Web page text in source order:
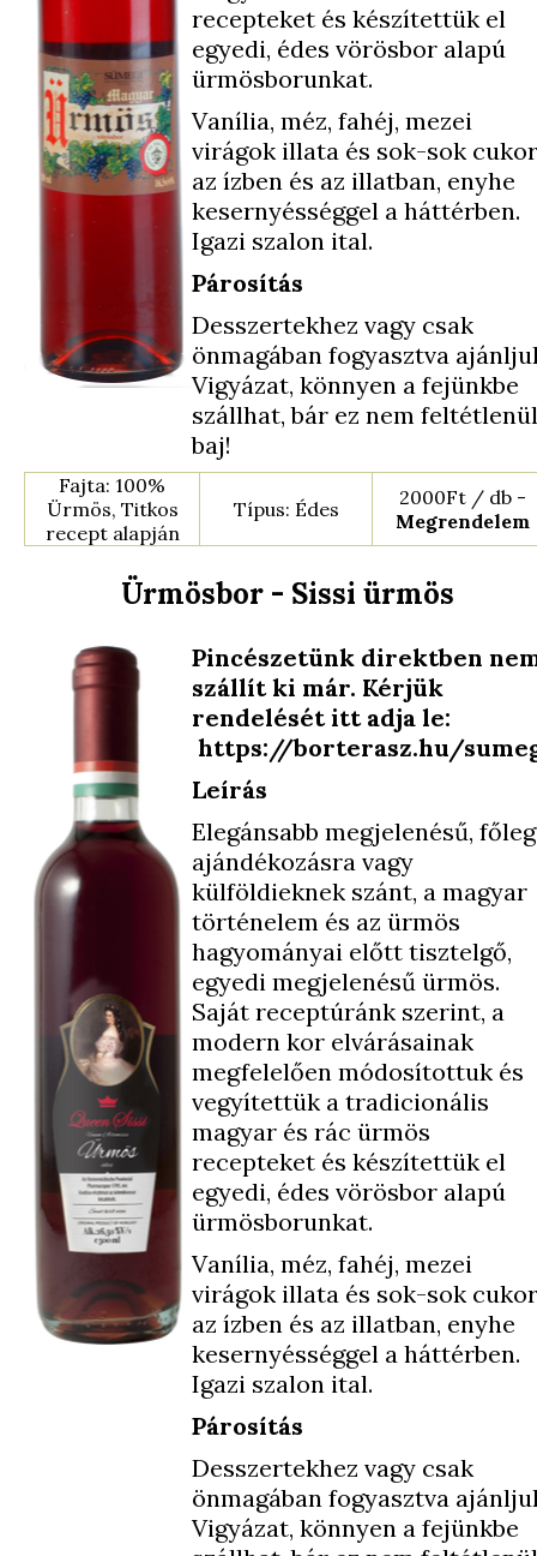
recepteket és készítettük el
egyedi, édes vörösbor alapú
ürmösborunkat.
Vanília, méz, fahéj, mezei
virágok illata és sok-sok cukor
az ízben és az illatban, enyhe
kesernyésséggel a háttérben.
Igazi szalon ital.
Párosítás
Desszertekhez vagy csak
önmagában fogyasztva
Vigyázat, könnyen a fejünkbe
szállhat, bár ez nem feltétlenül
baj!
Fajta: 100%
Ürmös, Titkos
recept alapján
Típus: Édes
2000Ft / db -
Megrendelem
Ürmösbor - Sissi ürmös
Pincészetünk direktben
szállít ki már. Kérjük
rendelését itt adja le:
https://borterasz.hu/
Leírás
Elegánsabb megjelenésű, főleg
ajándékozásra vagy
külföldieknek szánt, a magyar
történelem és az ürmös
hagyományai előtt tisztelgő,
egyedi megjelenésű ürmös.
Saját receptúránk szerint, a
modern kor elvárásainak
megfelelően módosítottuk és
vegyítettük a tradicionális
magyar és rác ürmös
recepteket és készítettük el
egyedi, édes vörösbor alapú
ürmösborunkat.
Vanília, méz, fahéj, mezei
virágok illata és sok-sok cukor
az ízben és az illatban, enyhe
kesernyésséggel a háttérben.
Igazi szalon ital.
Párosítás
Desszertekhez vagy csak
önmagában fogyasztva
Vigyázat, könnyen a fejünkbe